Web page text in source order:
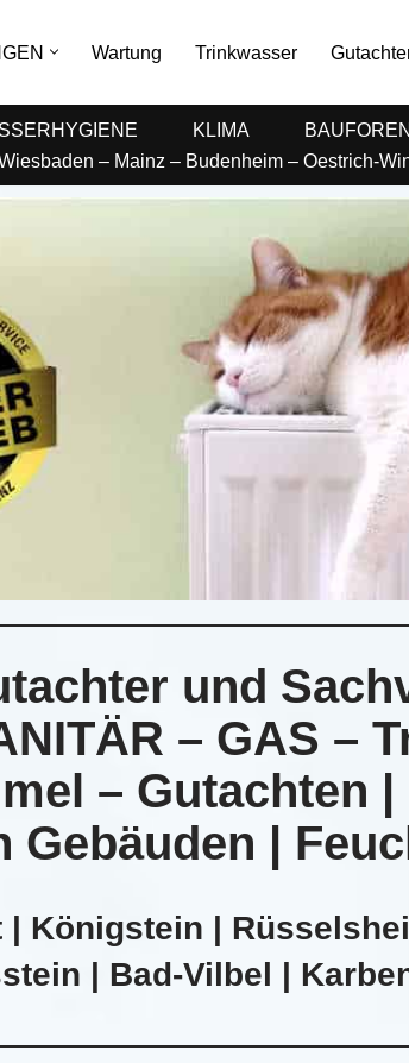
Wartung Trinkwasser
KLIMA
– Mainz – Budenheim – Oestrich-
und
– GAS –
– Gutachten
Gebäuden |
Königstein |
| Bad-Vilbel |